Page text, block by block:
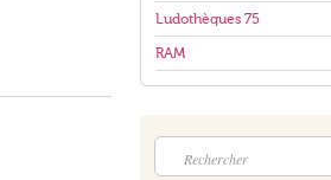
Ludothèques 75
RAM